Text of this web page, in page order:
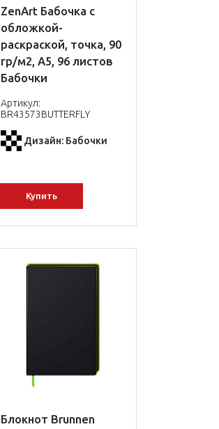
ZenArt Бабочка с
обложкой-
раскраской, точка, 90
гр/м2, А5, 96 листов
Бабочки
Артикул:
BR43573BUTTERFLY
Дизайн: Бабочки
Купить
Блокнот Brunnen